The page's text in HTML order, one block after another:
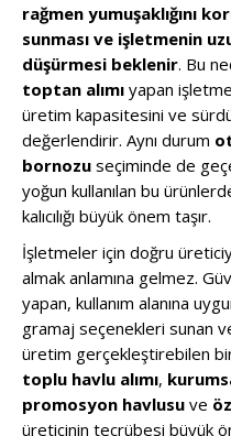
rağmen yumuşaklığını
sunması ve işletmenin
düşürmesi beklenir. Bu
toptan alımı yapan
üretim kapasitesini ve
değerlendirir. Aynı durum
bornozu seçiminde de
yoğun kullanılan bu
kalıcılığı büyük önem taşır.
İşletmeler için doğru
almak anlamına gelmez.
yapan, kullanım alanına
gramaj seçenekleri sunan
üretim gerçekleştirebilen bir
toplu havlu alımı,
promosyon havlusu ve
üreticinin tecrübesi büyük